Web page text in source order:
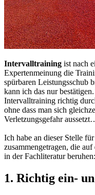
Intervalltraining ist nach
Expertenmeinung die
spürbaren Leistungsschub
kann ich das nur
Intervalltraining richtig
ohne dass man sich
Verletzungsgefahr
Ich habe an dieser Stelle
zusammengetragen, die
in der Fachliteratur beruhen:
1. Richtig ein-